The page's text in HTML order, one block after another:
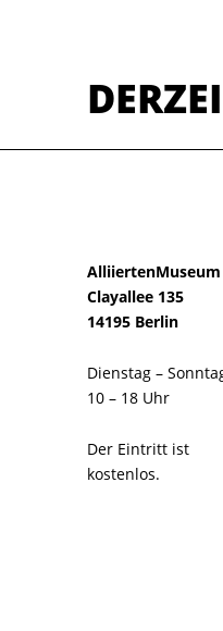
AlliiertenMuseum
Clayallee 135
14195 Berlin
Dienstag –
10 – 18 Uhr
Der Eintritt ist
kostenlos.